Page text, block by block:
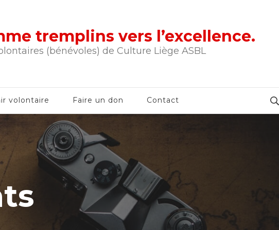
tremplins vers l’excellence.
(bénévoles) de Culture Liège ASBL
volontaire Faire un don Contact